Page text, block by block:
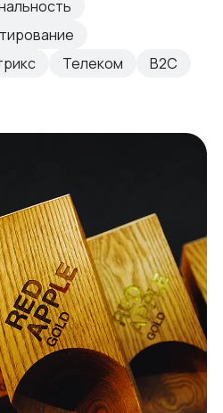
Телеком B2C